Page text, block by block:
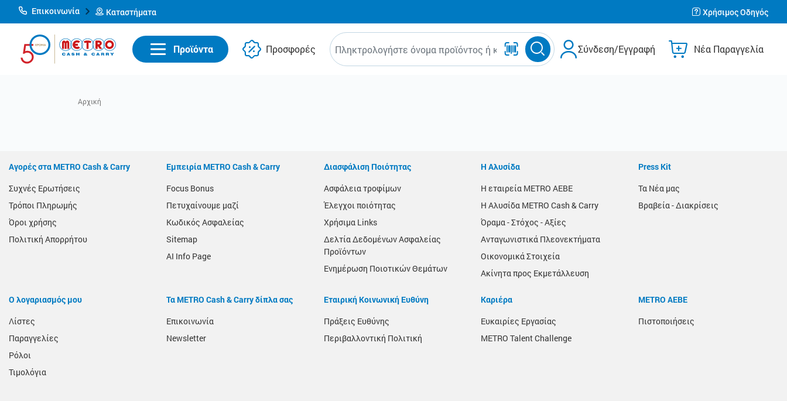
Επικοινωνία Καταστήματα Χρήσιμος Οδηγός
Προϊόντα Προσφορές Σύνδεση/Εγγραφή Νέα Παραγγελία
Αγορές στα METRO Cash & Carry
Συχνές Ερωτήσεις
Τρόποι Πληρωμής
Όροι χρήσης
Πολιτική Απορρήτου
Εμπειρία METRO Cash & Carry
Focus Bonus
Πετυχαίνουμε μαζί
Κωδικός Ασφαλείας
Sitemap
AI Info Page
Διασφάλιση Ποιότητας
Ασφάλεια τροφίμων
Έλεγχοι ποιότητας
Χρήσιμα Links
Δελτία Δεδομένων Ασφαλείας
Προϊόντων
Ενημέρωση Ποιοτικών Θεμάτων
Η Αλυσίδα
Η εταιρεία METRO AEBE
Η Αλυσίδα METRO Cash & Carry
Όραμα - Στόχος - Αξίες
Ανταγωνιστικά Πλεονεκτήματα
Οικονομικά Στοιχεία
Ακίνητα προς Εκμετάλλευση
Press Kit
Τα Νέα μας
Βραβεία - Διακρίσεις
Ο λογαριασμός μου
Λίστες
Παραγγελίες
Ρόλοι
Τιμολόγια
Τα METRO Cash & Carry δίπλα σας
Επικοινωνία
Newsletter
Εταιρική Κοινωνική Ευθύνη
Πράξεις Ευθύνης
Περιβαλλοντική Πολιτική
Καριέρα
Ευκαιρίες Εργασίας
METRO Talent Challenge
METRO ΑΕΒΕ
Πιστοποιήσεις